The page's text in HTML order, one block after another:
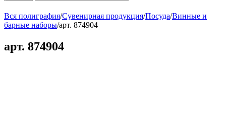
Вся полиграфия/Сувенирная продукция/Посуда/Винные и
барные наборы/арт. 874904
арт. 874904